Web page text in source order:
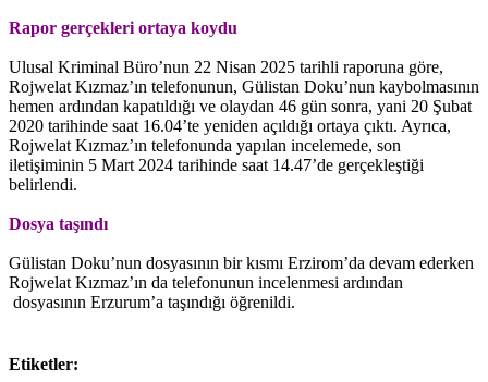
Rapor gerçekleri ortaya koydu
Ulusal Kriminal Büro’nun 22 Nisan 2025 tarihli raporuna göre,
Rojwelat Kızmaz’ın telefonunun, Gülistan Doku’nun kaybolmasının
hemen ardından kapatıldığı ve olaydan 46 gün sonra, yani 20 Şubat
2020 tarihinde saat 16.04’te yeniden açıldığı ortaya çıktı. Ayrıca,
Rojwelat Kızmaz’ın telefonunda yapılan incelemede, son
iletişiminin 5 Mart 2024 tarihinde saat 14.47’de gerçekleştiği
belirlendi.
Dosya taşındı
Gülistan Doku’nun dosyasının bir kısmı Erzirom’da devam ederken
Rojwelat Kızmaz’ın da telefonunun incelenmesi ardından
dosyasının Erzurum’a taşındığı öğrenildi.
Etiketler: